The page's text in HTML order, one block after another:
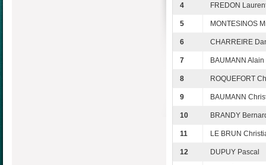
4 FREDON
5 MONTESINOS
6 CHARREIRE
7 BAUMANN Alain
8 ROQUEFORT
9 BAUMANN
10 BRANDY
11 LE BRUN
12 DUPUY Pascal